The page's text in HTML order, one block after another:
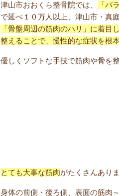
津山市おおくら整骨院では、 「バ
で延べ１０万人以上、津山市・真
「骨盤周辺の筋肉のハリ」に着
整えることで、慢性的な症状を根
優しくソフトな手技で筋肉や骨を
とても大事な筋肉がたくさんありま
身体の前側・後ろ側、表面の筋肉